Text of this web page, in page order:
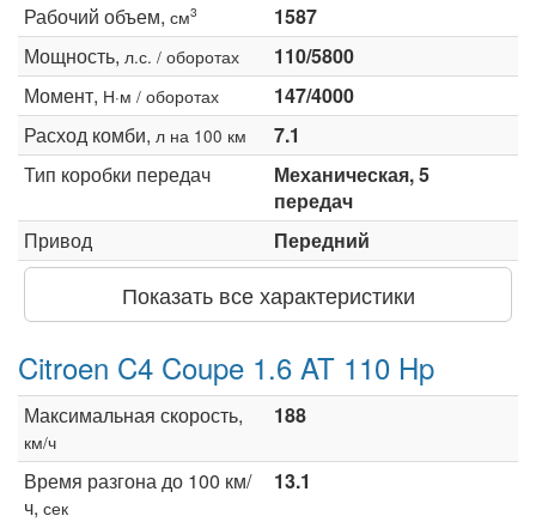
Рабочий объем, см3
1587
Мощность, л.с. / оборотах
110/5800
Момент, Н·м / оборотах
147/4000
Расход комби, л на 100 км
7.1
Тип коробки передач
Механическая, 5
передач
Привод
Передний
Показать все характеристики
Citroen C4 Coupe 1.6 AT 110 Hp
Максимальная скорость,
км/ч
188
Время разгона до 100 км/
ч, сек
13.1